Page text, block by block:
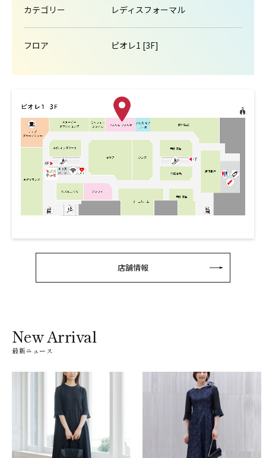
カテゴリー レディスフォーマル
フロア ピオレ1 [3F]
店舗情報
New Arrival
最新ニュース